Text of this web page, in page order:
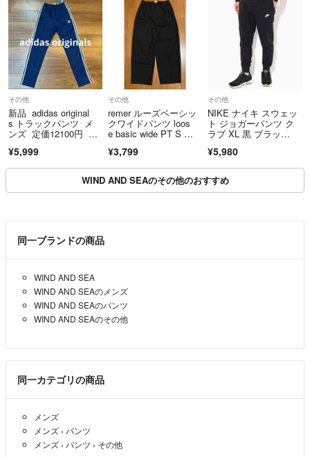
その他
新品 adidas original
s トラックパンツ メ
ンズ 定価12100円 ア
¥5,999
その他
remer ルーズベーシッ
クワイドパンツ loos
e basic wide PT S サ
121002
¥3,799
その他
NIKE ナイキ スウェッ
ト ジョガーパンツ ク
ラブ XL 黒 ブラッ
¥5,980
WIND AND SEAのその他のおすすめ
同一ブランドの商品
WIND AND SEA
WIND AND SEAのメンズ
WIND AND SEAのパンツ
WIND AND SEAのその他
同一カテゴリの商品
メンズ
メンズ › パンツ
メンズ › パンツ › その他